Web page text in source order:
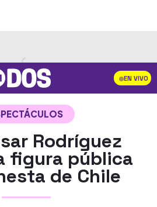
EN VIVO
Rodríguez
figura pública
de Chile